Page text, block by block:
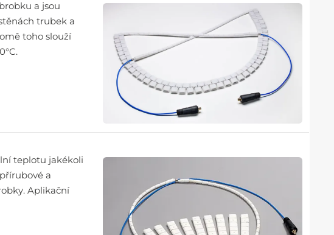
a jsou
trubek a
toho slouží
teplotu jakékoli
a
Aplikační